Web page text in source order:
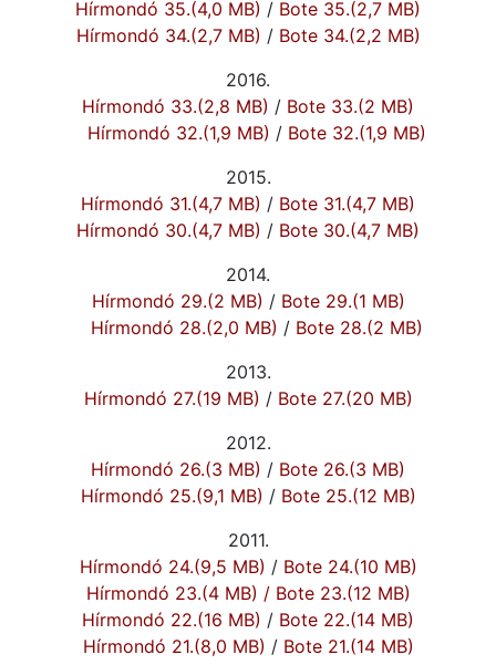
Hírmondó 35.(4,0 MB) / Bote 35.(2,7 MB)
Hírmondó 34.(2,7 MB) / Bote 34.(2,2 MB)
2016.
Hírmondó 33.(2,8 MB) / Bote 33.(2 MB)
Hírmondó 32.(1,9 MB) / Bote 32.(1,9 MB)
2015.
Hírmondó 31.(4,7 MB) / Bote 31.(4,7 MB)
Hírmondó 30.(4,7 MB) / Bote 30.(4,7 MB)
2014.
Hírmondó 29.(2 MB) / Bote 29.(1 MB)
Hírmondó 28.(2,0 MB) / Bote 28.(2 MB)
2013.
Hírmondó 27.(19 MB) / Bote 27.(20 MB)
2012.
Hírmondó 26.(3 MB) / Bote 26.(3 MB)
Hírmondó 25.(9,1 MB) / Bote 25.(12 MB)
2011.
Hírmondó 24.(9,5 MB) / Bote 24.(10 MB)
Hírmondó 23.(4 MB) / Bote 23.(12 MB)
Hírmondó 22.(16 MB) / Bote 22.(14 MB)
Hírmondó 21.(8,0 MB) / Bote 21.(14 MB)